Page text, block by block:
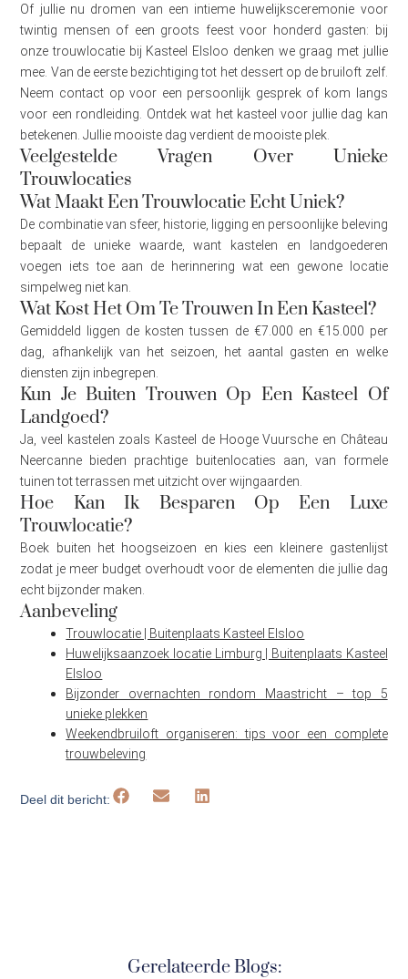
Of jullie nu dromen van een intieme huwelijksceremonie voor
twintig mensen of een groots feest voor honderd gasten: bij
onze trouwlocatie bij Kasteel Elsloo denken we graag met jullie
mee. Van de eerste bezichtiging tot het dessert op de bruiloft zelf.
Neem contact op voor een persoonlijk gesprek of kom langs
voor een rondleiding. Ontdek wat het kasteel voor jullie dag kan
betekenen. Jullie mooiste dag verdient de mooiste plek.
Veelgestelde Vragen Over Unieke
Trouwlocaties
Wat Maakt Een Trouwlocatie Echt Uniek?
De combinatie van sfeer, historie, ligging en persoonlijke beleving
bepaalt de unieke waarde, want kastelen en landgoederen
voegen iets toe aan de herinnering wat een gewone locatie
simpelweg niet kan.
Wat Kost Het Om Te Trouwen In Een Kasteel?
Gemiddeld liggen de kosten tussen de €7.000 en €15.000 per
dag, afhankelijk van het seizoen, het aantal gasten en welke
diensten zijn inbegrepen.
Kun Je Buiten Trouwen Op Een Kasteel Of
Landgoed?
Ja, veel kastelen zoals Kasteel de Hooge Vuursche en Château
Neercanne bieden prachtige buitenlocaties aan, van formele
tuinen tot terrassen met uitzicht over wijngaarden.
Hoe Kan Ik Besparen Op Een Luxe
Trouwlocatie?
Boek buiten het hoogseizoen en kies een kleinere gastenlijst
zodat je meer budget overhoudt voor de elementen die jullie dag
echt bijzonder maken.
Aanbeveling
Trouwlocatie | Buitenplaats Kasteel Elsloo
Huwelijksaanzoek locatie Limburg | Buitenplaats Kasteel
Elsloo
Bijzonder overnachten rondom Maastricht – top 5
unieke plekken
Weekendbruiloft organiseren: tips voor een complete
trouwbeleving
Deel dit bericht:
Gerelateerde Blogs: